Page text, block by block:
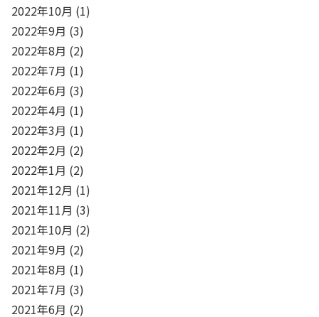
2022年10月 (1)
2022年9月 (3)
2022年8月 (2)
2022年7月 (1)
2022年6月 (3)
2022年4月 (1)
2022年3月 (1)
2022年2月 (2)
2022年1月 (2)
2021年12月 (1)
2021年11月 (3)
2021年10月 (2)
2021年9月 (2)
2021年8月 (1)
2021年7月 (3)
2021年6月 (2)